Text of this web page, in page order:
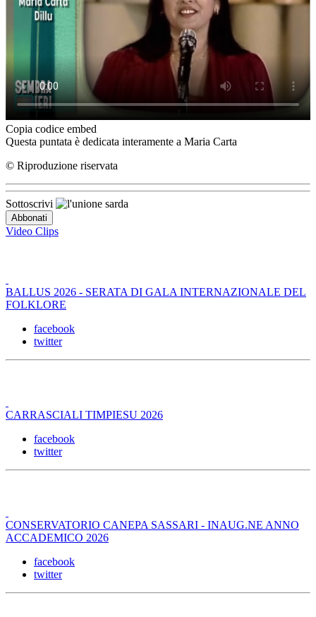
Copia codice embed
Questa puntata è dedicata interamente a Maria Carta
© Riproduzione riservata
Sottoscrivi
Video Clips
BALLUS 2026 - SERATA DI GALA INTERNAZIONALE DEL
FOLKLORE
facebook
twitter
CARRASCIALI TIMPIESU 2026
facebook
twitter
CONSERVATORIO CANEPA SASSARI - INAUG.NE ANNO
ACCADEMICO 2026
facebook
twitter